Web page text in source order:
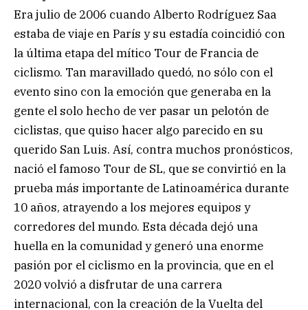
Era julio de 2006 cuando Alberto Rodríguez Saa
estaba de viaje en París y su estadía coincidió con
la última etapa del mítico Tour de Francia de
ciclismo. Tan maravillado quedó, no sólo con el
evento sino con la emoción que generaba en la
gente el solo hecho de ver pasar un pelotón de
ciclistas, que quiso hacer algo parecido en su
querido San Luis. Así, contra muchos pronósticos,
nació el famoso Tour de SL, que se convirtió en la
prueba más importante de Latinoamérica durante
10 años, atrayendo a los mejores equipos y
corredores del mundo. Esta década dejó una
huella en la comunidad y generó una enorme
pasión por el ciclismo en la provincia, que en el
2020 volvió a disfrutar de una carrera
internacional, con la creación de la Vuelta del